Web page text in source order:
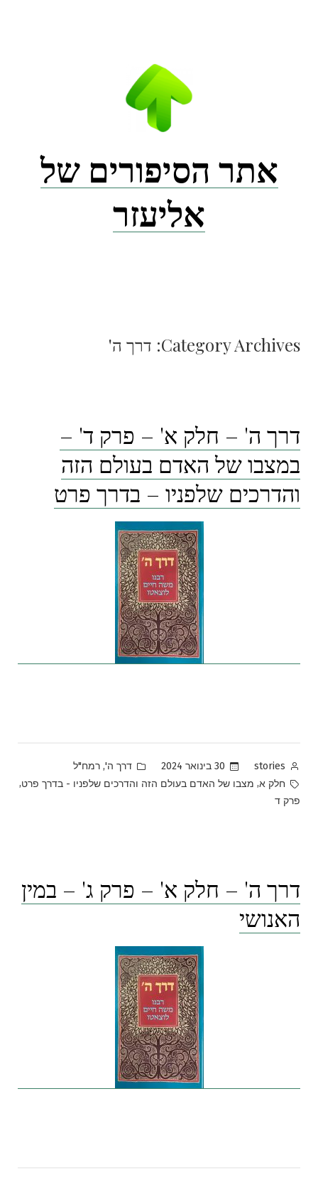
אתר הסיפורים של
אליעזר
Category Archives: דרך ה'
דרך ה' – חלק א' – פרק ד' –
במצבו של האדם בעולם הזה
והדרכים שלפניו – בדרך פרט
Posted
by
stories 30 בינואר 2024
Posted
in
דרך ה', רמח"ל
Tags:
חלק א, מצבו של האדם בעולם הזה והדרכים שלפניו - בדרך פרט,
פרק ד
דרך ה' – חלק א' – פרק ג' – במין
האנושי